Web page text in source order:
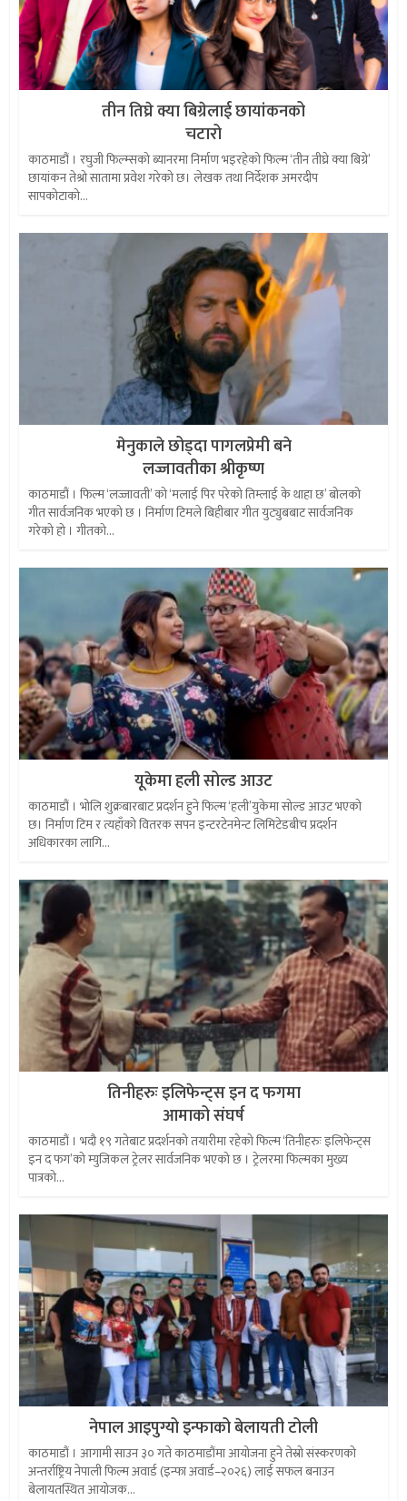
तीन तिघ्रे क्या बिग्रेलाई छायांकनको
चटारो
काठमाडौं । रघुजी फिल्म्सको ब्यानरमा निर्माण भइरहेको फिल्म ‘तीन तीघ्रे क्या बिग्रे’
छायांकन तेश्रो सातामा प्रवेश गरेको छ। लेखक तथा निर्देशक अमरदीप
सापकोटाको...
मेनुकाले छोड्दा पागलप्रेमी बने
लज्जावतीका श्रीकृष्ण
काठमाडौं । फिल्म ‘लज्जावती’ को ‘मलाई पिर परेको तिम्लाई के थाहा छ’ बोलको
गीत सार्वजनिक भएको छ । निर्माण टिमले बिहीबार गीत युट्युबबाट सार्वजनिक
गरेको हो । गीतको...
यूकेमा हली सोल्ड आउट
काठमाडौं । भोलि शुक्रबारबाट प्रदर्शन हुने फिल्म ‘हली’युकेमा सोल्ड आउट भएको
छ। निर्माण टिम र त्यहाँको वितरक सपन इन्टरटेनमेन्ट लिमिटेडबीच प्रदर्शन
अधिकारका लागि...
तिनीहरुः इलिफेन्ट्स इन द फगमा
आमाको संघर्ष
काठमाडौं । भदौ १९ गतेबाट प्रदर्शनको तयारीमा रहेको फिल्म ‘तिनीहरुः इलिफेन्ट्स
इन द फग’को म्युजिकल ट्रेलर सार्वजनिक भएको छ । ट्रेलरमा फिल्मका मुख्य
पात्रको...
नेपाल आइपुग्यो इन्फाको बेलायती टोली
काठमाडौं । आगामी साउन ३० गते काठमाडौंमा आयोजना हुने तेस्रो संस्करणको
अन्तर्राष्ट्रिय नेपाली फिल्म अवार्ड (इन्फा अवार्ड–२०२६) लाई सफल बनाउन
बेलायतस्थित आयोजक...